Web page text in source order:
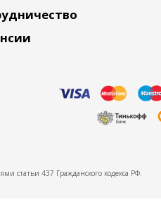
статьи 437 Гражданского кодекса РФ.